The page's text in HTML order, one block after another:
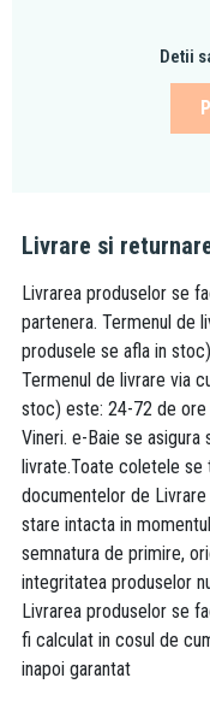
Detii
Livrare si
Livrarea produselor se
partenera. Termenul de
produsele se afla in
Termenul de livrare via
stoc) este: 24-72 de
Vineri. e-Baie se
livrate.Toate coletele se
documentelor de
stare intacta in
semnatura de primire,
integritatea produselor
Livrarea produselor se
fi calculat in cosul de
inapoi garantat